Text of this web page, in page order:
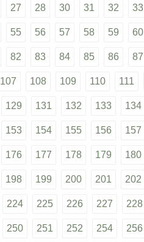
27 28 30 31 32 33
55 56 57 58 59 60
82 83 84 85 86 87
107 108 109 110 111
129 131 132 133 134
153 154 155 156 157
176 177 178 179 180
198 199 200 201 202
224 225 226 227 228
250 251 252 254 256